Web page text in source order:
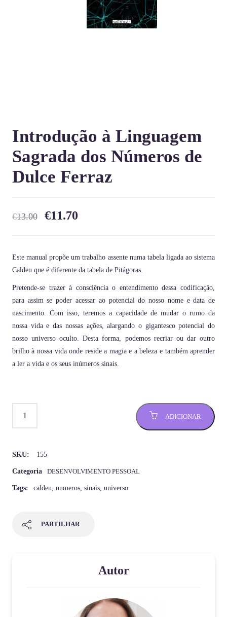
Introdução à Linguagem
Sagrada dos Números de
Dulce Ferraz
€13.00 €11.70
Este manual propõe um trabalho assente numa tabela ligada ao sistema
Caldeu que é diferente da tabela de Pitágoras.
Pretende-se trazer à consciência o entendimento dessa codificação,
para assim se poder acessar ao potencial do nosso nome e data de
nascimento. Com isso, teremos a capacidade de mudar o rumo da
nossa vida e das nossas ações, alargando o gigantesco potencial do
nosso universo oculto. Desta forma, podemos recriar ou dar outro
brilho à nossa vida onde reside a magia e a beleza e também aprender
a ler a vida e os seus inúmeros sinais.
ADICIONAR
SKU: 155
Categoria DESENVOLVIMENTO PESSOAL
Tags: caldeu, numeros, sinais, universo
PARTILHAR
Autor